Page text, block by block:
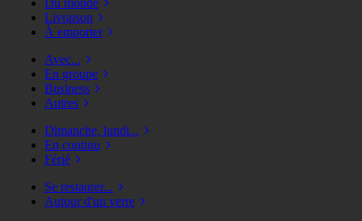
Du monde
Livraison
À emporter
Avec...
En groupe
Business
Autres
Dimanche, lundi...
En continu
Férié
Se restaurer...
Autour d'un verre